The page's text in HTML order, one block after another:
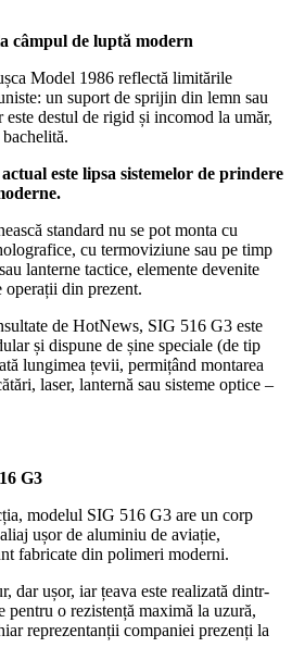
câmpul de luptă modern
Model 1986 reflectă limitările
un suport de sprijin din lemn sau
este destul de rigid și incomod la umăr,
este lipsa sistemelor de prindere
standard nu se pot monta cu
cu termoviziune sau pe timp
lanterne tactice, elemente devenite
operații din prezent.
de HotNews, SIG 516 G3 este
și dispune de șine speciale (de tip
lungimea țevii, permițând montarea
laser, lanternă sau sisteme optice –
G3
modelul SIG 516 G3 are un corp
ușor de aluminiu de aviație,
fabricate din polimeri moderni.
dar ușor, iar țeava este realizată dintr-
pentru o rezistență maximă la uzură,
reprezentanții companiei prezenți la